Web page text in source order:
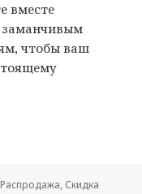
вместе
заманчивым
чтобы ваш
Распродажа, Скидка